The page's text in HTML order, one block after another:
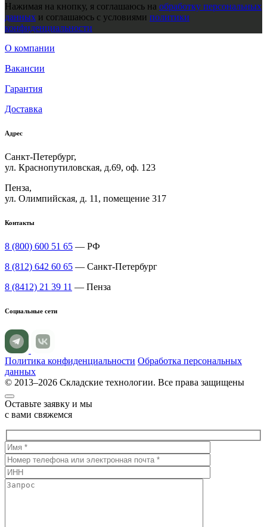
Нажимая на кнопку, я соглашаюсь на обработку персональных
данных и соглашаюсь с условиями политики
конфиденциальности
О компании
Вакансии
Гарантия
Доставка
Адрес
Санкт-Петербург,
ул. Краснопутиловская, д.69, оф. 123
Пенза,
ул. Олимпийская, д. 11, помещение 317
Контакты
8 (800) 600 51 65 — РФ
8 (812) 642 60 65 — Санкт-Петербург
8 (8412) 21 39 11 — Пенза
Социальные сети
Политика конфиденциальности Обработка персональных
данных
© 2013–2026 Складские технологии. Все права защищены
Оставьте заявку и мы
с вами свяжемся